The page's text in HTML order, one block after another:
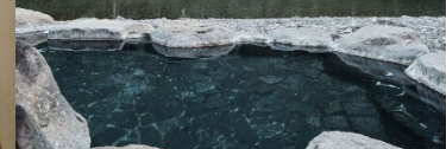
おもてなしHRについて
ご利用の流れ
よくある質問